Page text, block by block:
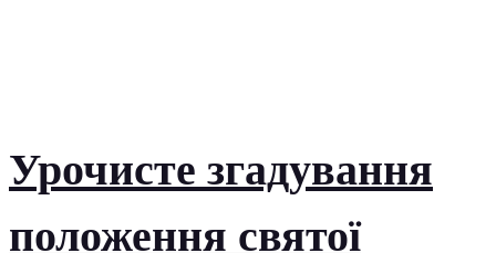
Урочисте згадування
положення святої